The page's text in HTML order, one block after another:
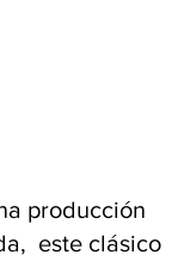
producción
este clásico